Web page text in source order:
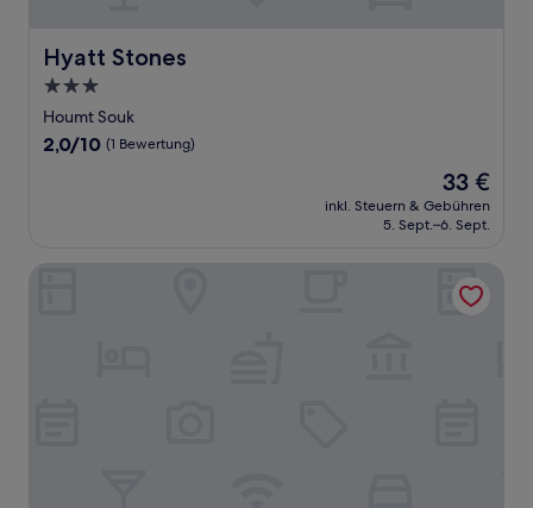
Hyatt Stones
Hyatt Stones
3.0-
Sterne-
Unterkunft
Houmt Souk
2.0
2,0/10 (1 Bewertung)
Der
Preis
beträgt
33 €
inkl. Steuern & Gebühren
5. Sept.–6. Sept.